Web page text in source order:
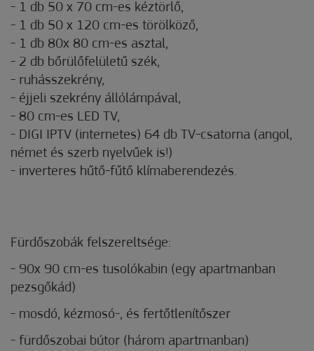
- 1 db 50 x 70 cm-es kéztörlő,
- 1 db 50 x 120 cm-es törölköző,
- 1 db 80x 80 cm-es asztal,
- 2 db bőrülőfelületű szék,
- ruhásszekrény,
- éjjeli szekrény állólámpával,
- 80 cm-es LED TV,
- DIGI IPTV (internetes) 64 db TV-csatorna (angol,
német és szerb nyelvűek is!)
- inverteres hűtő-fűtő klímaberendezés.
Fürdőszobák felszereltsége:
- 90x 90 cm-es tusolókabin (egy apartmanban
pezsgőkád)
- mosdó, kézmosó-, és fertőtlenítőszer
- fürdőszobai bútor (három apartmanban)